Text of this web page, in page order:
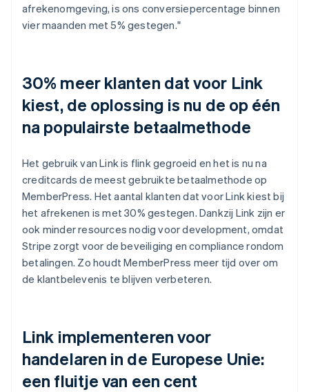
afrekenomgeving, is ons conversiepercentage binnen
vier maanden met 5% gestegen."
30% meer klanten dat voor Link
kiest, de oplossing is nu de op één
na populairste betaalmethode
Het gebruik van Link is flink gegroeid en het is nu na
creditcards de meest gebruikte betaalmethode op
MemberPress. Het aantal klanten dat voor Link kiest bij
het afrekenen is met 30% gestegen. Dankzij Link zijn er
ook minder resources nodig voor development, omdat
Stripe zorgt voor de beveiliging en compliance rondom
betalingen. Zo houdt MemberPress meer tijd over om
de klantbelevenis te blijven verbeteren.
Link implementeren voor
handelaren in de Europese Unie:
een fluitje van een cent